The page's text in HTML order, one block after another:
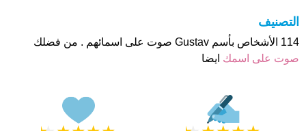
التصنيف
114 الأشخاص بأسم Gustav صوت على اسمائهم . من فضلك
صوت على اسمك ايضا